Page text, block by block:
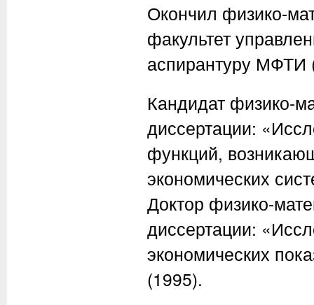
Окончил физико-
факультет
аспирантуру МФТИ
Кандидат физико-
диссертации:
функций,
экономических
Доктор физико-
диссертации:
экономических
(1995).